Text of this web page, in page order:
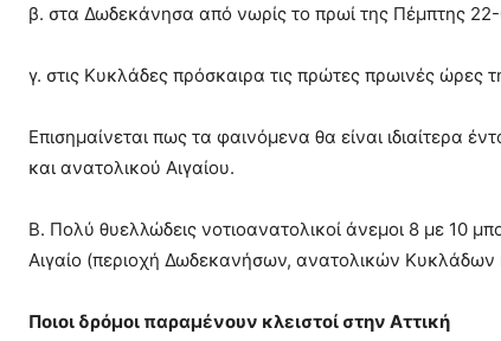
β. στα Δωδεκάνησα από νωρίς το πρωί της Πέμπτης
γ. στις Κυκλάδες πρόσκαιρα τις πρώτες πρωινές ώρες
Επισημαίνεται πως τα φαινόμενα θα είναι ιδιαίτερα
και ανατολικού Αιγαίου.
Β. Πολύ θυελλώδεις νοτιοανατολικοί άνεμοι 8 με 10
Αιγαίο (περιοχή Δωδεκανήσων, ανατολικών Κυκλάδων
Ποιοι δρόμοι παραμένουν κλειστοί στην Αττική